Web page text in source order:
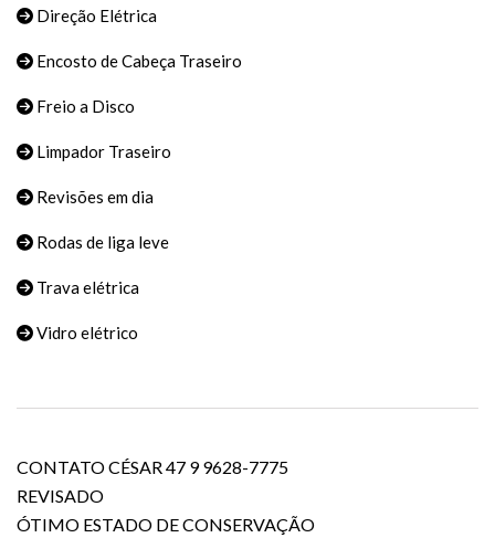
Direção Elétrica
Encosto de Cabeça Traseiro
Freio a Disco
Limpador Traseiro
Revisões em dia
Rodas de liga leve
Trava elétrica
Vidro elétrico
CONTATO CÉSAR 47 9 9628-7775
REVISADO
ÓTIMO ESTADO DE CONSERVAÇÃO